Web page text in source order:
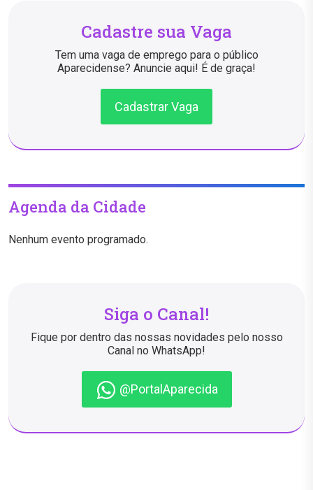
Cadastre sua Vaga
Tem uma vaga de emprego para o público
Aparecidense? Anuncie aqui! É de graça!
Cadastrar Vaga
Agenda da Cidade
Nenhum evento programado.
Siga o Canal!
Fique por dentro das nossas novidades pelo nosso
Canal no WhatsApp!
@PortalAparecida